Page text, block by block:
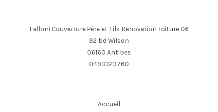
Falloni Couverture Père et Fils Renovation Toiture 06
92 bd Wilson
06160 Antibes
0493323760
Accueil